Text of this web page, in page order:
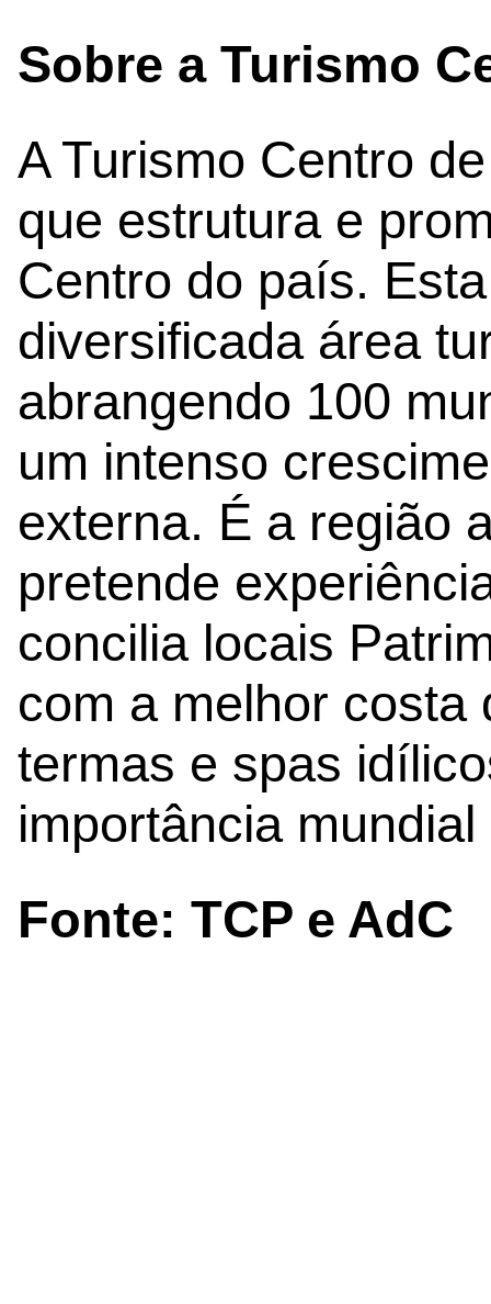
Sobre a Turismo
A Turismo Centro
que estrutura e
Centro do país.
diversificada área
abrangendo 100
um intenso
externa. É a região
pretende
concilia locais
com a melhor costa
termas e spas
importância
Fonte: TCP e AdC